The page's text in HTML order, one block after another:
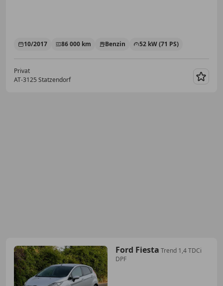
10/2017 86 000 km Benzin 52 kW (71 PS)
Privat
AT-3125 Statzendorf
Ford Fiesta Trend 1,4 TDCi
DPF